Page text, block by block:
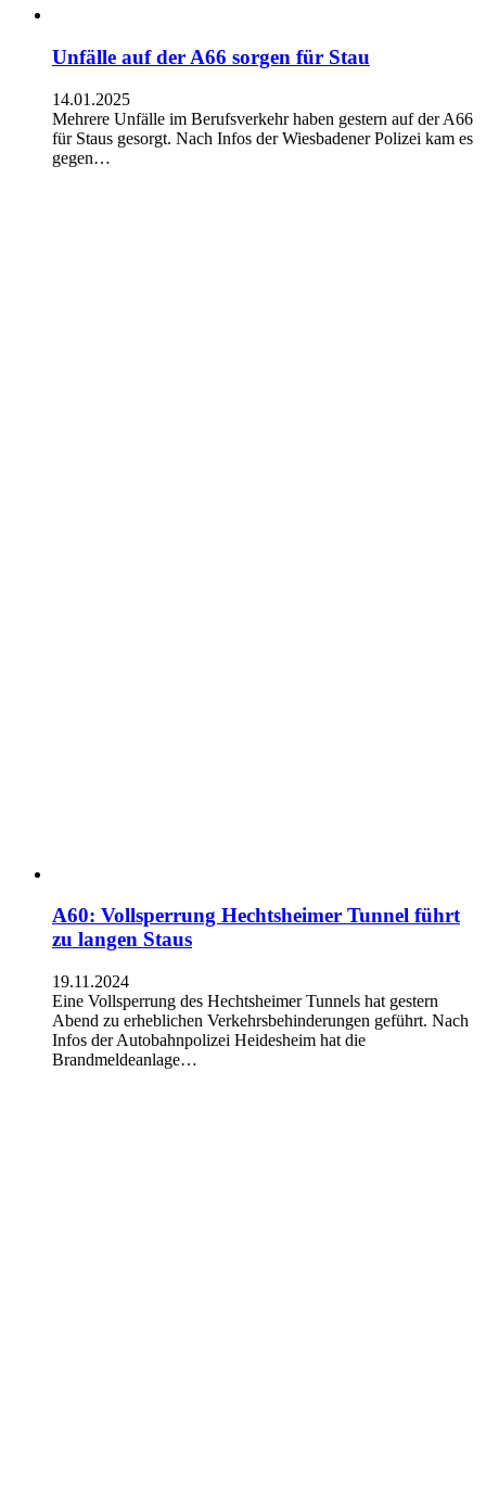
Unfälle auf der A66 sorgen für Stau
14.01.2025
Mehrere Unfälle im Berufsverkehr haben gestern auf der A66
für Staus gesorgt. Nach Infos der Wiesbadener Polizei kam es
gegen…
A60: Vollsperrung Hechtsheimer Tunnel führt
zu langen Staus
19.11.2024
Eine Vollsperrung des Hechtsheimer Tunnels hat gestern
Abend zu erheblichen Verkehrsbehinderungen geführt. Nach
Infos der Autobahnpolizei Heidesheim hat die
Brandmeldeanlage…